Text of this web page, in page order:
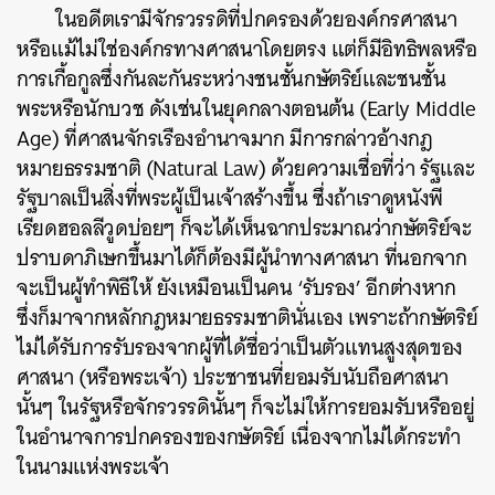
ในอดีตเรามีจักรวรรดิที่ปกครองด้วยองค์กรศาสนา
หรือแม้ไม่ใช่องค์กรทางศาสนาโดยตรง แต่ก็มีอิทธิพลหรือ
การเกื้อกูลซึ่งกันละกันระหว่างชนชั้นกษัตริย์และชนชั้น
พระหรือนักบวช ดังเช่นในยุคกลางตอนต้น (Early Middle
Age) ที่ศาสนจักรเรืองอำนาจมาก มีการกล่าวอ้างกฎ
หมายธรรมชาติ (Natural Law) ด้วยความเชื่อที่ว่า รัฐและ
รัฐบาลเป็นสิ่งที่พระผู้เป็นเจ้าสร้างขึ้น ซึ่งถ้าเราดูหนังพี
เรียดฮอลลีวูดบ่อยๆ ก็จะได้เห็นฉากประมาณว่ากษัตริย์จะ
ปราบดาภิเษกขึ้นมาได้ก็ต้องมีผู้นำทางศาสนา ที่นอกจาก
จะเป็นผู้ทำพิธีให้ ยังเหมือนเป็นคน ‘รับรอง’ อีกต่างหาก
ซึ่งก็มาจากหลักกฎหมายธรรมชาตินั่นเอง เพราะถ้ากษัตริย์
ไม่ได้รับการรับรองจากผู้ที่ได้ชื่อว่าเป็นตัวแทนสูงสุดของ
ศาสนา (หรือพระเจ้า) ประชาชนที่ยอมรับนับถือศาสนา
นั้นๆ ในรัฐหรือจักรวรรดินั้นๆ ก็จะไม่ให้การยอมรับหรืออยู่
ในอำนาจการปกครองของกษัตริย์ เนื่องจากไม่ได้กระทำ
ในนามแห่งพระเจ้า